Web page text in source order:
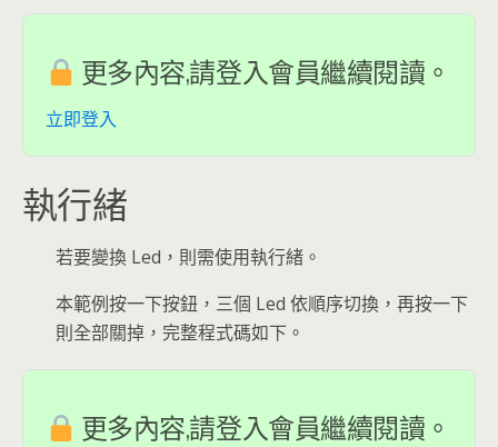
更多內容,請登入會員繼續閱讀。
立即登入
執行緒
若要變換 Led，則需使用執行緒。
本範例按一下按鈕，三個 Led 依順序切換，再按一下
則全部關掉，完整程式碼如下。
更多內容,請登入會員繼續閱讀。